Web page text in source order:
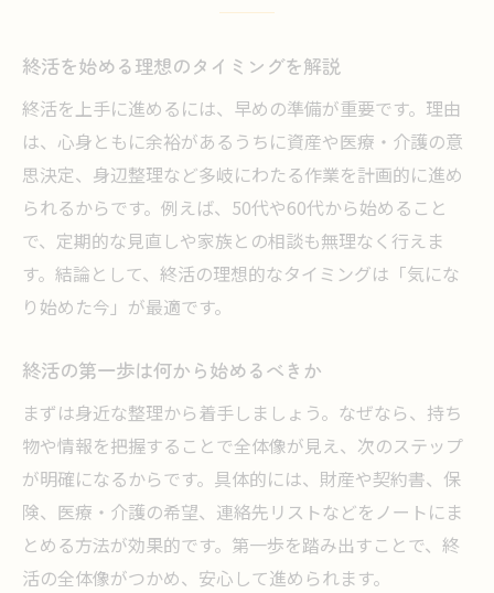
終活リストでやるべきことを整理しよう
終活を自分らしく進めるための心がけ
身辺整理に取り組むなら終活リスト活用が鍵
終活リストで身辺整理を効率よく進める
終活に役立つ身辺整理の具体的な方法
終活で知っておきたい断捨離のコツ
終活の身辺整理で家族の負担を減らす
家族の負担を減らす終活の実践術
終活で家族の負担を軽減する準備法
終活の情報共有で相続トラブルを防ぐ
終活の実践で家族と安心を分かち合う
終活を通じて家族に感謝を伝える工夫
終活の進め方で家族の不安を和らげる
終活を始める理想のタイミングを解説
終活を上手に進めるには、早めの準備が重要です。理由
は、心身ともに余裕があるうちに資産や医療・介護の意
思決定、身辺整理など多岐にわたる作業を計画的に進め
られるからです。例えば、50代や60代から始めること
で、定期的な見直しや家族との相談も無理なく行えま
す。結論として、終活の理想的なタイミングは「気にな
り始めた今」が最適です。
終活の第一歩は何から始めるべきか
まずは身近な整理から着手しましょう。なぜなら、持ち
物や情報を把握することで全体像が見え、次のステップ
が明確になるからです。具体的には、財産や契約書、保
険、医療・介護の希望、連絡先リストなどをノートにま
とめる方法が効果的です。第一歩を踏み出すことで、終
活の全体像がつかめ、安心して進められます。